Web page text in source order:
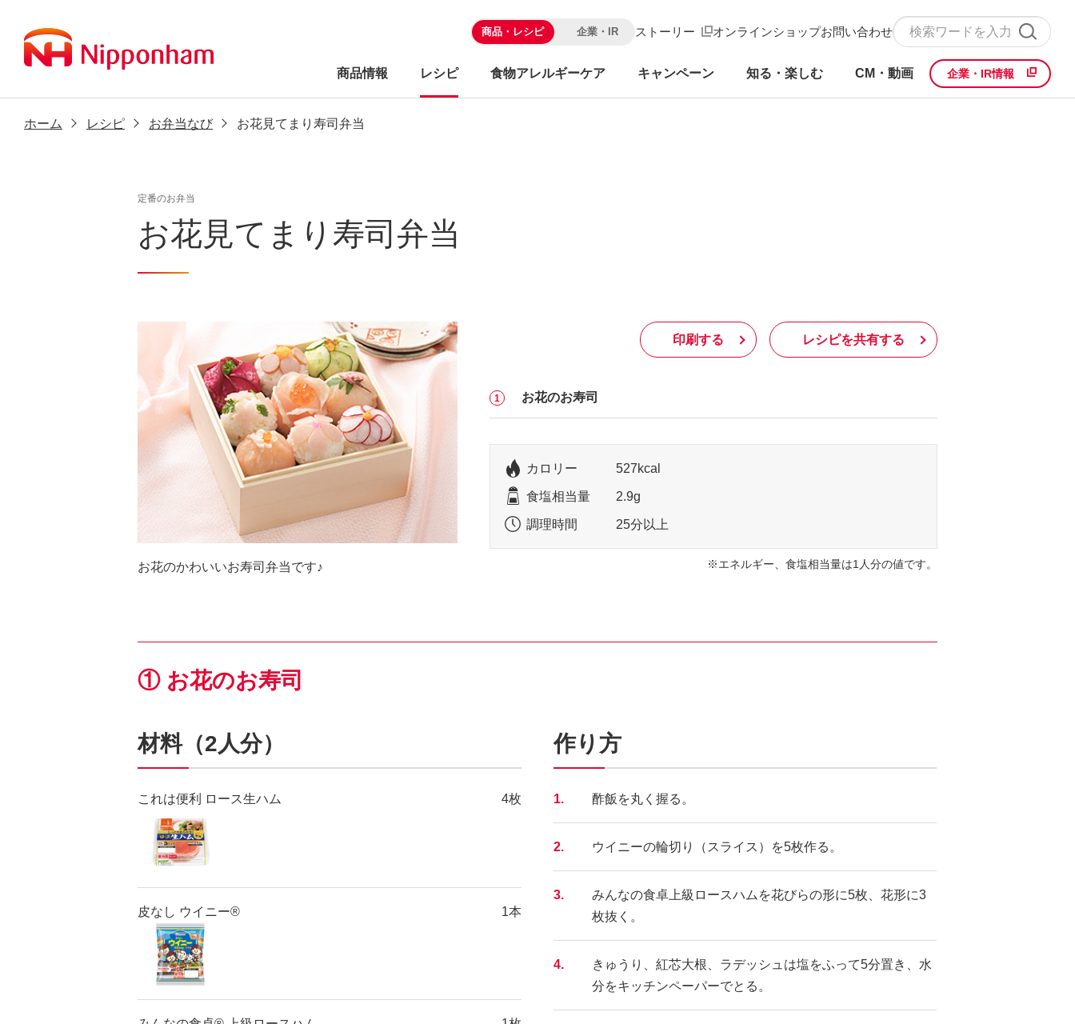
商品・レシピ 企業・IR ストーリー オンラインショップお問い合わせ
商品情報 レシピ 食物アレルギーケア キャンペーン 知る・楽しむ CM・動画 企業・IR情報
ホーム レシピ お弁当なび お花見てまり寿司弁当
定番のお弁当
お花見てまり寿司弁当
お花のかわいいお寿司弁当です♪
印刷する レシピを共有する
お花のお寿司
カロリー 527kcal
食塩相当量 2.9g
調理時間 25分以上
エネルギー、食塩相当量は1人分の値です。
① お花のお寿司
材料（2人分）
これは便利 ロース生ハム 4枚
皮なし ウイニー® 1本
作り方
1. 酢飯を丸く握る。
2. ウイニーの輪切り（スライス）を5枚作る。
3.
みんなの食卓上級ロースハムを花びらの形に5枚、花形に3
枚抜く。
4.
きゅうり、紅芯大根、ラデッシュは塩をふって5分置き、水
分をキッチンペーパーでとる。